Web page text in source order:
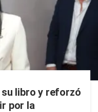
libro y reforzó
por la